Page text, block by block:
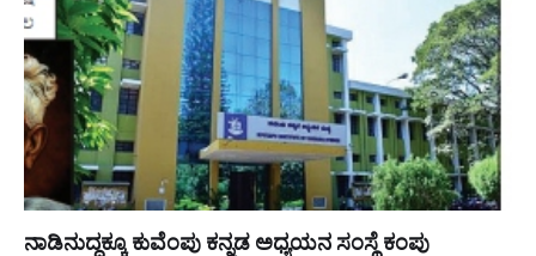
ನಾಡಿನುದ್ದಕ್ಕೂ ಕುವೆಂಪು ಕನ್ನಡ ಅಧ್ಯಯನ ಸಂಸ್ಥೆ ಕಂಪು